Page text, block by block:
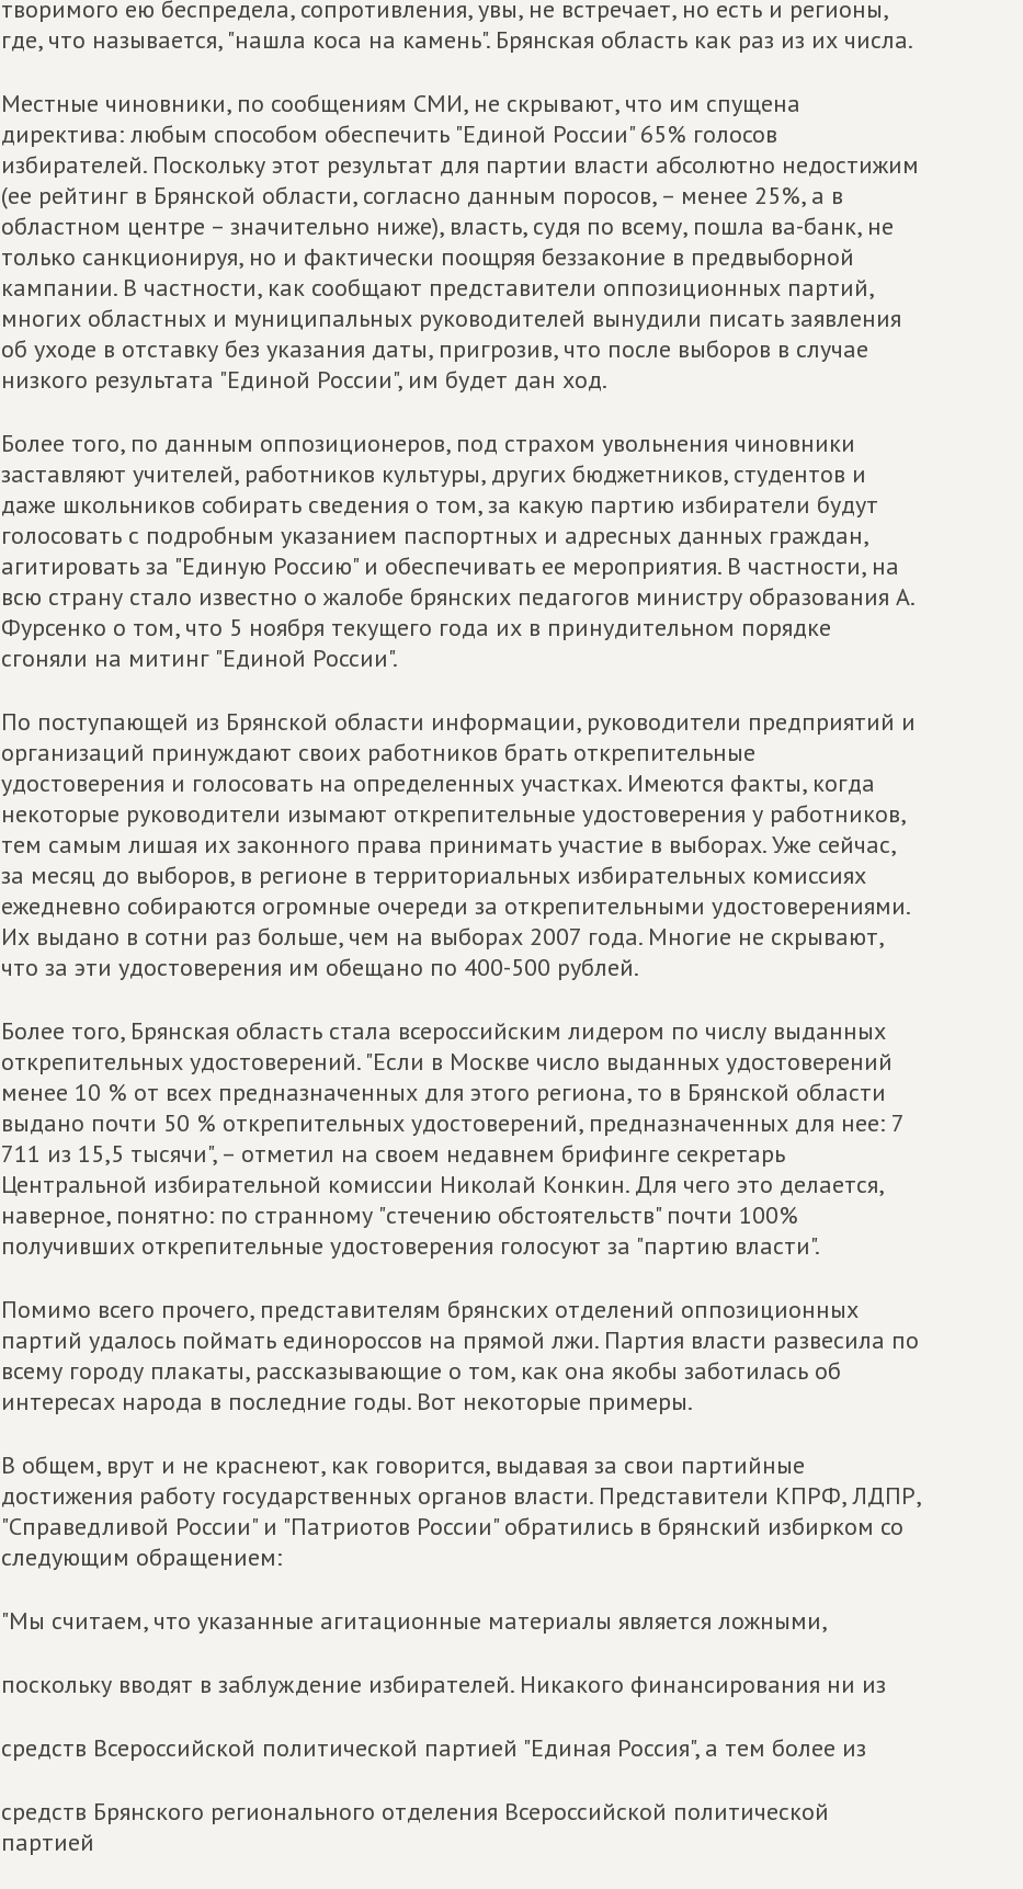
творимого ею беспредела, сопротивления, увы, не встречает, но есть и регионы,
где, что называется, "нашла коса на камень". Брянская область как раз из их числа.
Местные чиновники, по сообщениям СМИ, не скрывают, что им спущена
директива: любым способом обеспечить "Единой России" 65% голосов
избирателей. Поскольку этот результат для партии власти абсолютно недостижим
(ее рейтинг в Брянской области, согласно данным поросов, – менее 25%, а в
областном центре – значительно ниже), власть, судя по всему, пошла ва-банк, не
только санкционируя, но и фактически поощряя беззаконие в предвыборной
кампании. В частности, как сообщают представители оппозиционных партий,
многих областных и муниципальных руководителей вынудили писать заявления
об уходе в отставку без указания даты, пригрозив, что после выборов в случае
низкого результата "Единой России", им будет дан ход.
Более того, по данным оппозиционеров, под страхом увольнения чиновники
заставляют учителей, работников культуры, других бюджетников, студентов и
даже школьников собирать сведения о том, за какую партию избиратели будут
голосовать с подробным указанием паспортных и адресных данных граждан,
агитировать за "Единую Россию" и обеспечивать ее мероприятия. В частности, на
всю страну стало известно о жалобе брянских педагогов министру образования А.
Фурсенко о том, что 5 ноября текущего года их в принудительном порядке
сгоняли на митинг "Единой России".
По поступающей из Брянской области информации, руководители предприятий и
организаций принуждают своих работников брать открепительные
удостоверения и голосовать на определенных участках. Имеются факты, когда
некоторые руководители изымают открепительные удостоверения у работников,
тем самым лишая их законного права принимать участие в выборах. Уже сейчас,
за месяц до выборов, в регионе в территориальных избирательных комиссиях
ежедневно собираются огромные очереди за открепительными удостоверениями.
Их выдано в сотни раз больше, чем на выборах 2007 года. Многие не скрывают,
что за эти удостоверения им обещано по 400-500 рублей.
Более того, Брянская область стала всероссийским лидером по числу выданных
открепительных удостоверений. "Если в Москве число выданных удостоверений
менее 10 % от всех предназначенных для этого региона, то в Брянской области
выдано почти 50 % открепительных удостоверений, предназначенных для нее: 7
711 из 15,5 тысячи", – отметил на своем недавнем брифинге секретарь
Центральной избирательной комиссии Николай Конкин. Для чего это делается,
наверное, понятно: по странному "стечению обстоятельств" почти 100%
получивших открепительные удостоверения голосуют за "партию власти".
Помимо всего прочего, представителям брянских отделений оппозиционных
партий удалось поймать единороссов на прямой лжи. Партия власти развесила по
всему городу плакаты, рассказывающие о том, как она якобы заботилась об
интересах народа в последние годы. Вот некоторые примеры.
В общем, врут и не краснеют, как говорится, выдавая за свои партийные
достижения работу государственных органов власти. Представители КПРФ, ЛДПР,
"Справедливой России" и "Патриотов России" обратились в брянский избирком со
следующим обращением:
"Мы считаем, что указанные агитационные материалы является ложными,
поскольку вводят в заблуждение избирателей. Никакого финансирования ни из
средств Всероссийской политической партией "Единая Россия", а тем более из
средств Брянского регионального отделения Всероссийской политической
партией